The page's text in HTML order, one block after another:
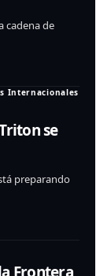
cadena de
Internacionales
se
preparando